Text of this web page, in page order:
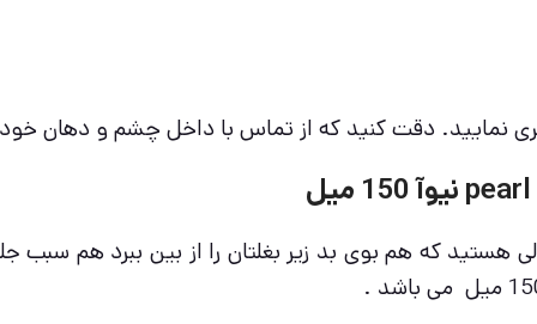
نمایید. دقت کنید که از تماس با داخل چشم و
هستید که هم بوی بد زیر بغلتان را از بین ببرد هم سبب